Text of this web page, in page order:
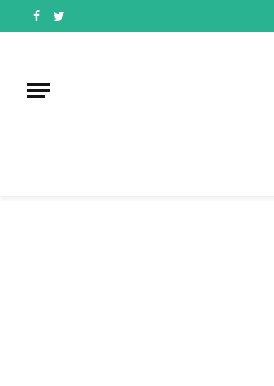
Facebook
Twitter